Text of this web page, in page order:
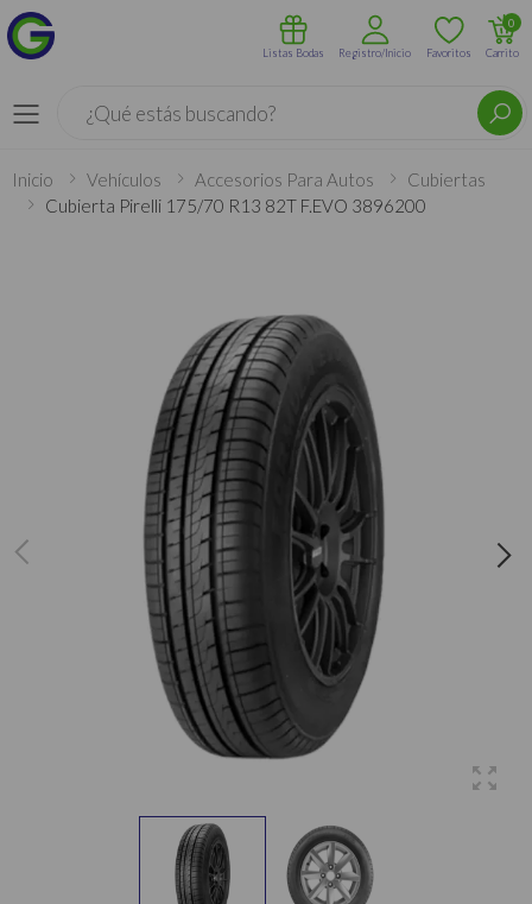
Menú
Listas Bodas Registro/Inicio Favoritos Carrito
0
Inicio Vehículos Accesorios Para Autos
Cubiertas
Cubierta Pirelli 175/70 R13 82T F.EVO 3896200